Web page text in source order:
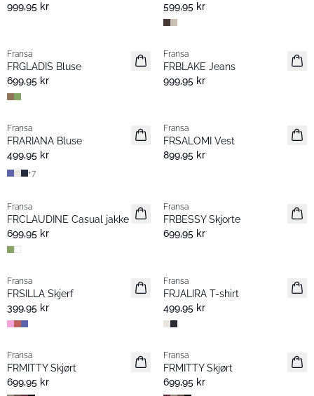
999,95 kr
599,95 kr
Nyhet
Fransa
FRGLADIS Bluse
699,95 kr
Nyhet
Fransa
FRBLAKE Jeans
999,95 kr
Nyhet
Fransa
FRARIANA Bluse
499,95 kr
+7
Nyhet
Fransa
FRSALOMI Vest
899,95 kr
Nyhet
Fransa
FRCLAUDINE Casual jakke
699,95 kr
Nyhet
Fransa
FRBESSY Skjorte
699,95 kr
Nyhet
Fransa
FRSILLA Skjerf
399,95 kr
Nyhet
Fransa
FRJALIRA T-shirt
499,95 kr
Nyhet
Fransa
FRMITTY Skjørt
699,95 kr
Nyhet
Fransa
FRMITTY Skjørt
699,95 kr